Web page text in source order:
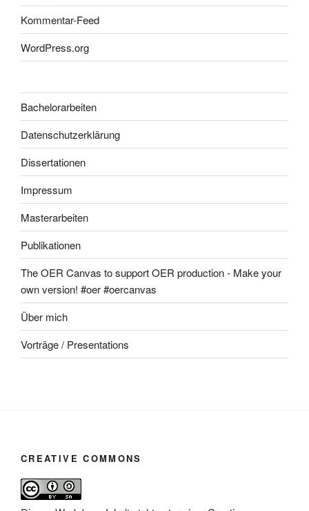
Kommentar-Feed
WordPress.org
Bachelorarbeiten
Datenschutzerklärung
Dissertationen
Impressum
Masterarbeiten
Publikationen
The OER Canvas to support OER production - Make your
own version! #oer #oercanvas
Über mich
Vorträge / Presentations
CREATIVE COMMONS